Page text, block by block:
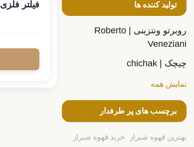
تولید کننده ها
روبرتو ونتزینی | Roberto
Veneziani
چیچک | chichak
نمایش همه
برچسب های پر طرفدار
بهترین قهوه شیراز
خرید قهوه شیراز
فیلتر فلزی 3 کاپ V60